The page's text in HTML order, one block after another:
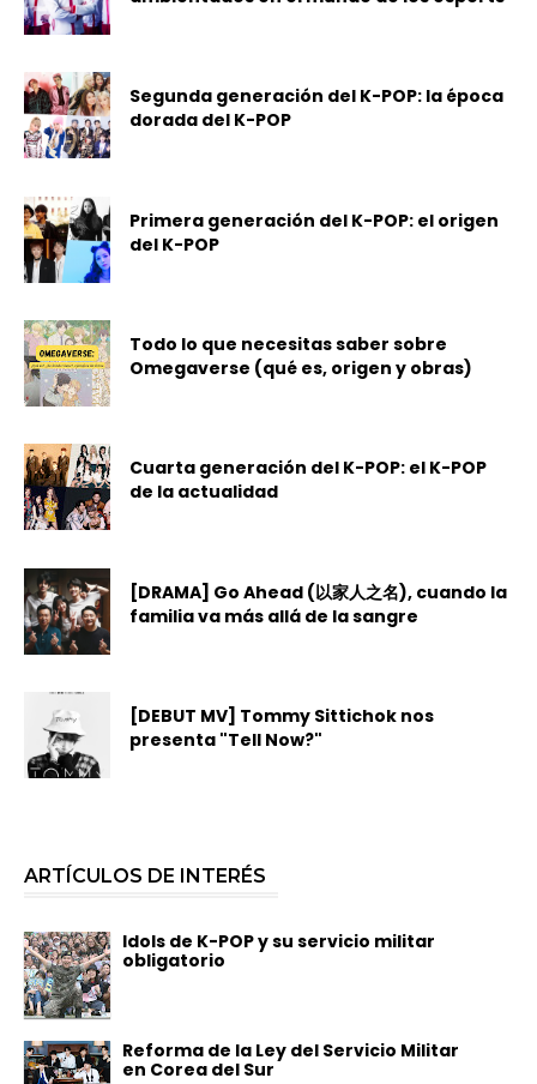
Segunda generación del K-POP: la época
dorada del K-POP
Primera generación del K-POP: el origen
del K-POP
Todo lo que necesitas saber sobre
Omegaverse (qué es, origen y obras)
Cuarta generación del K-POP: el K-POP
de la actualidad
[DRAMA] Go Ahead (以家人之名), cuando la
familia va más allá de la sangre
[DEBUT MV] Tommy Sittichok nos
presenta "Tell Now?"
ARTÍCULOS DE INTERÉS
Idols de K-POP y su servicio militar
obligatorio
Reforma de la Ley del Servicio Militar
en Corea del Sur